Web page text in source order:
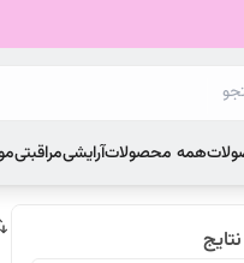
همه محصولاتآرایشیمراقبتی